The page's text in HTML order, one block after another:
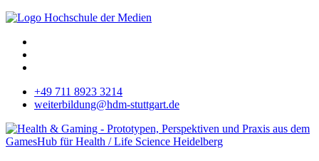
+49 711 8923 3214
weiterbildung@hdm-stuttgart.de